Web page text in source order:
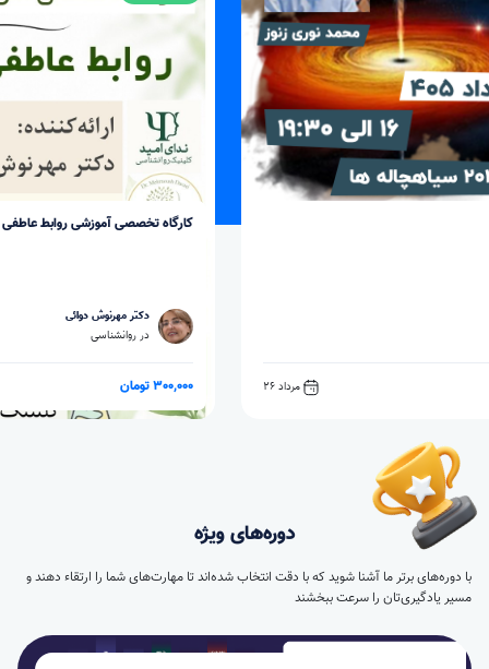
کارگاه تخصصی آموزشی روابط عاطفی | دکتر مهرنوش دوائی
دوره‌های ویژه
با دوره‌های برتر ما آشنا شوید که با دقت انتخاب شده‌اند تا مهارت‌های شما را ارتقاء دهند و
مسیر یادگیری‌تان را سرعت ببخشند